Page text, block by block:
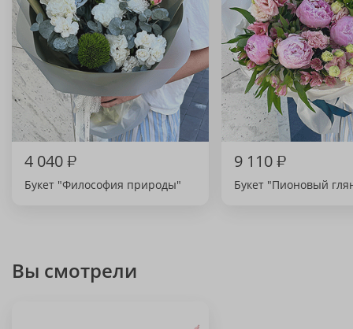
4 040₽
Букет "Философия природы"
9 110₽
Букет "Пионовый
Вы смотрели